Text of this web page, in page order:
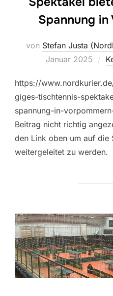
Spannung in
von Stefan Justa
Januar 2025
https://
giges-tischtennis-
spannung-in-
Beitrag nicht richtig
den Link oben um auf die
weitergeleitet zu werden.